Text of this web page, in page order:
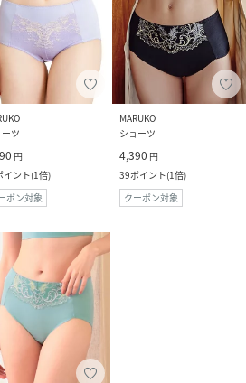
ツ
円
イント(1倍)
ポン対象
MARUKO
ショーツ
4,390 円
39ポイント(1倍)
クーポン対象